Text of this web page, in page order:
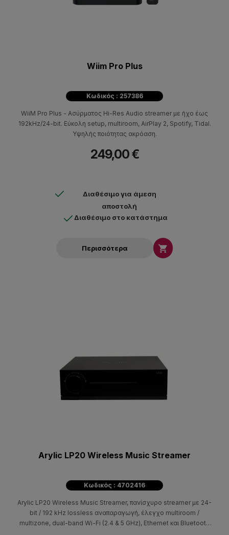
Wiim Pro Plus
Κωδικός : 257386
WiiM Pro Plus - Ασύρματος Hi-Res Audio streamer με ήχο έως
192kHz/24-bit. Εύκολη setup, multiroom, AirPlay 2, Spotify, Tidal.
Υψηλής ποιότητας ακρόαση.
249,00 €
Διαθέσιμο για άμεση
αποστολή
Διαθέσιμο στο κατάστημα
Περισσότερα 
Arylic LP20 Wireless Music Streamer
Κωδικός : 4702416
Arylic LP20 Wireless Music Streamer, πανίσχυρο streamer με 24-
bit / 192 kHz lossless αναπαραγωγή, έλεγχο multiroom /
multizone, dual-band Wi-Fi (2.4 & 5 GHz), Ethernet και Bluetooth